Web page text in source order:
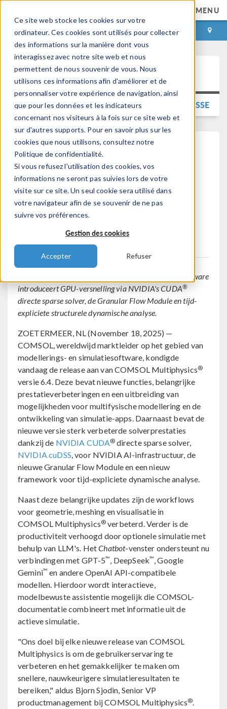
Ce site web stocke les cookies sur votre
ordinateur. Ces cookies sont utilisés pour collecter
des informations sur la manière dont vous
interagissez avec notre site web et nous
permettent de nous souvenir de vous. Nous
utilisons ces informations afin d'améliorer et de
personnaliser votre expérience de navigation, ainsi
que pour les données et les indicateurs
concernant nos visiteurs à la fois sur ce site web et
sur d'autres supports. Pour en savoir plus sur les
cookies que nous utilisons, consultez notre
Politique de confidentialité.
Si vous refusez l'utilisation des cookies, vos
informations ne seront pas suivies lors de votre
visite sur ce site. Un seul cookie sera utilisé dans
votre navigateur afin de se souvenir de ne pas
suivre vos préférences.
Gestion des cookies
Accepter Refuser
MENU
CONNEXION CONTACT
Press Release
RETOUR AUX COMMUNIQUÉS DE PRESSE
COMSOL versnelt
simulaties met uitgebreide
NVIDIA GPU-
ondersteuning voor
COMSOL Multiphysics
versie 6.4
De nieuwste versie van de multifysische simulatiesoftware
introduceert GPU-versnelling via NVIDIA's CUDA®
directe sparse solver, de Granular Flow Module en tijd-
expliciete structurele dynamische analyse.
ZOETERMEER, NL (November 18, 2025) —
COMSOL, wereldwijd marktleider op het gebied van
modellerings- en simulatiesoftware, kondigde
vandaag de release aan van COMSOL Multiphysics®
versie 6.4. Deze bevat nieuwe functies, belangrijke
prestatieverbeteringen en een uitbreiding van
mogelijkheden voor multifysische modellering en de
ontwikkeling van simulatie-apps. Daarnaast bevat de
nieuwe versie sterk verbeterde solverprestaties
dankzij de NVIDIA CUDA® directe sparse solver,
NVIDIA cuDSS, voor NVIDIA AI-infrastructuur, de
nieuwe Granular Flow Module en een nieuw
framework voor tijd-expliciete dynamische analyse.
Naast deze belangrijke updates zijn de workflows
voor geometrie, meshing en visualisatie in
COMSOL Multiphysics® verbeterd. Verder is de
productiviteit verhoogd door optionele simulatie met
behulp van LLM's. HetChatbot-venster ondersteunt nu
verbindingen met GPT-5™, DeepSeek™, Google
Gemini™ en andere OpenAI API-compatibele
modellen. Hierdoor wordt interactieve,
modelbewuste assistentie mogelijk die COMSOL-
documentatie combineert met informatie uit de
actieve simulatie.
"Ons doel bij elke nieuwe release van COMSOL
Multiphysics is om de gebruikerservaring te
verbeteren en het gemakkelijker te maken om
snellere, nauwkeurigere simulatieresultaten te
bereiken," aldus Bjorn Sjodin, Senior VP
productmanagement bij COMSOL Multiphysics®.